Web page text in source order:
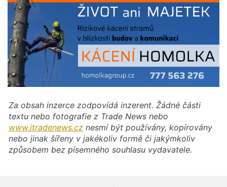
Za obsah inzerce zodpovídá inzerent. Žádné části
textu nebo fotografie z Trade News nebo
www.itradenews.cz nesmí být používány, kopírovány
nebo jinak šířeny v jakékoliv formě či jakýmkoliv
způsobem bez písemného souhlasu vydavatele.